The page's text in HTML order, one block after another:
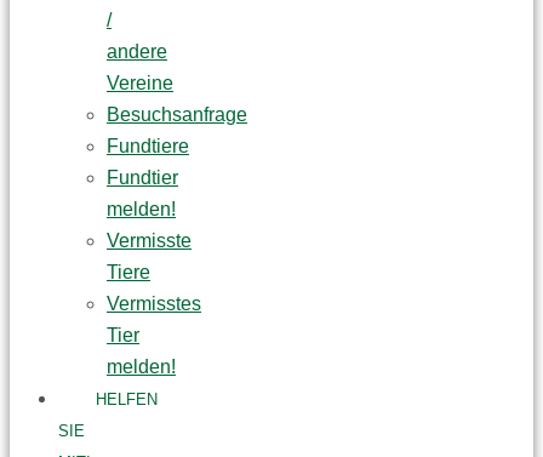
/
andere
Vereine
Besuchsanfrage
Fundtiere
Fundtier
melden!
Vermisste
Tiere
Vermisstes
Tier
melden!
HELFEN
SIE